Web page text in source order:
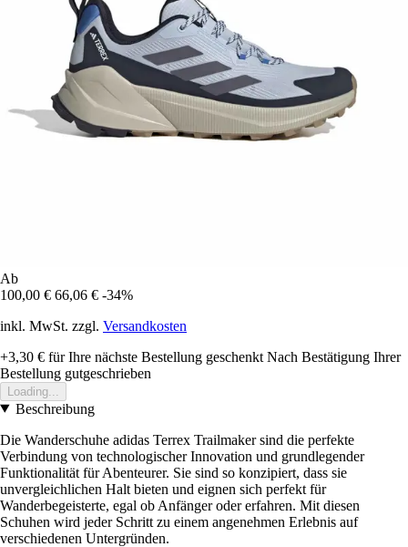
Ab
100,00 € 66,06 € -34%
inkl. MwSt. zzgl. Versandkosten
+3,30 € für Ihre nächste Bestellung geschenkt Nach Bestätigung Ihrer
Bestellung gutgeschrieben
Loading...
Beschreibung
Die Wanderschuhe adidas Terrex Trailmaker sind die perfekte
Verbindung von technologischer Innovation und grundlegender
Funktionalität für Abenteurer. Sie sind so konzipiert, dass sie
unvergleichlichen Halt bieten und eignen sich perfekt für
Wanderbegeisterte, egal ob Anfänger oder erfahren. Mit diesen
Schuhen wird jeder Schritt zu einem angenehmen Erlebnis auf
verschiedenen Untergründen.